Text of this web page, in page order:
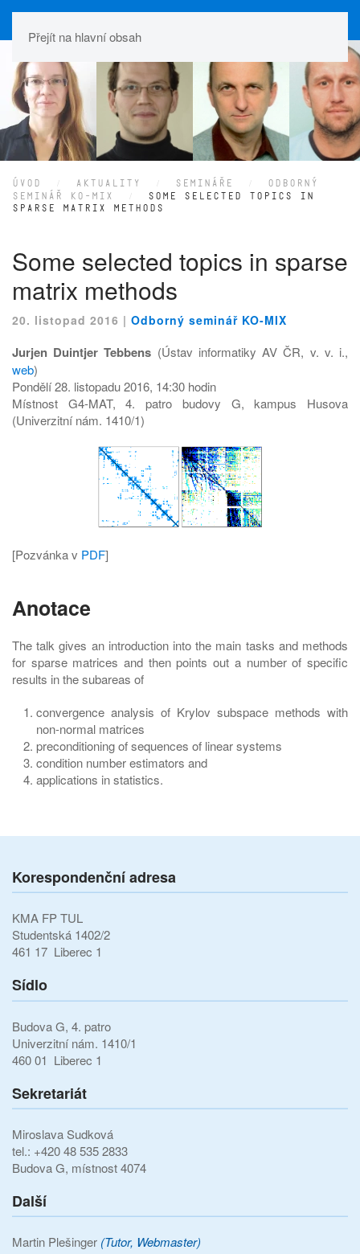
Přejít na hlavní obsah
ÚVOD AKTUALITY SEMINÁŘE
ODBORNÝ
SEMINÁŘ KO-MIX
SOME SELECTED TOPICS IN
SPARSE MATRIX METHODS
Some selected topics in sparse
matrix methods
20. listopad 2016 | Odborný seminář KO-MIX
Jurjen Duintjer Tebbens (Ústav informatiky AV ČR, v. v. i.,
web)
Pondělí 28. listopadu 2016, 14:30 hodin
Místnost G4-MAT, 4. patro budovy G, kampus Husova
(Univerzitní nám. 1410/1)
[Pozvánka v PDF]
Anotace
The talk gives an introduction into the main tasks and methods
for sparse matrices and then points out a number of specific
results in the subareas of
convergence analysis of Krylov subspace methods with
non-normal matrices
preconditioning of sequences of linear systems
condition number estimators and
applications in statistics.
Korespondenční adresa
KMA FP TUL
Studentská 1402/2
461 17 Liberec 1
Sídlo
Budova G, 4. patro
Univerzitní nám. 1410/1
460 01 Liberec 1
Sekretariát
Miroslava Sudková
tel.: +420 48 535 2833
Budova G, místnost 4074
Další
Martin Plešinger (Tutor, Webmaster)